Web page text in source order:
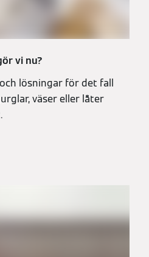
vi nu?
lösningar för det fall
väser eller låter